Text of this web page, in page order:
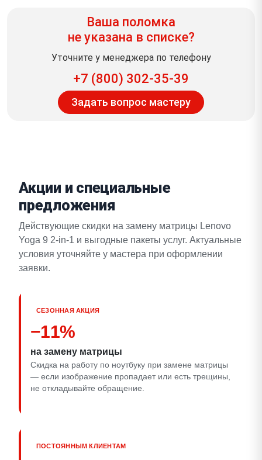
Ваша поломка
не указана в списке?
Уточните у менеджера по телефону
+7 (800) 302-35-39
Задать вопрос мастеру
Акции и специальные
предложения
Действующие скидки на замену матрицы Lenovo
Yoga 9 2-in-1 и выгодные пакеты услуг. Актуальные
условия уточняйте у мастера при оформлении
заявки.
СЕЗОННАЯ АКЦИЯ
−11%
на замену матрицы
Скидка на работу по ноутбуку при замене матрицы
— если изображение пропадает или есть трещины,
не откладывайте обращение.
ПОСТОЯННЫМ КЛИЕНТАМ